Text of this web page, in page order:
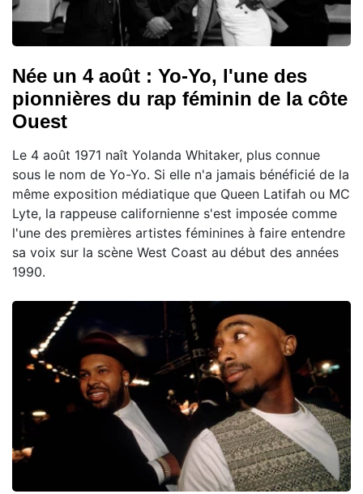
Née un 4 août : Yo-Yo, l'une des
pionnières du rap féminin de la côte
Ouest
Le 4 août 1971 naît Yolanda Whitaker, plus connue
sous le nom de Yo-Yo. Si elle n'a jamais bénéficié de la
même exposition médiatique que Queen Latifah ou MC
Lyte, la rappeuse californienne s'est imposée comme
l'une des premières artistes féminines à faire entendre
sa voix sur la scène West Coast au début des années
1990.